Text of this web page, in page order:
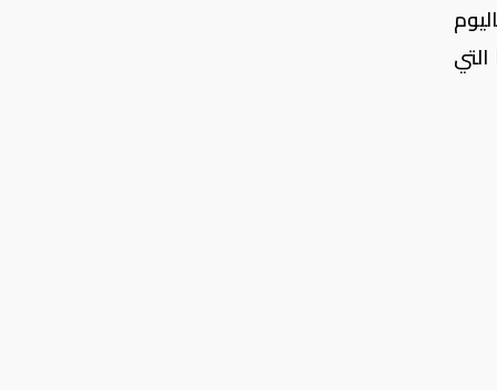
التي